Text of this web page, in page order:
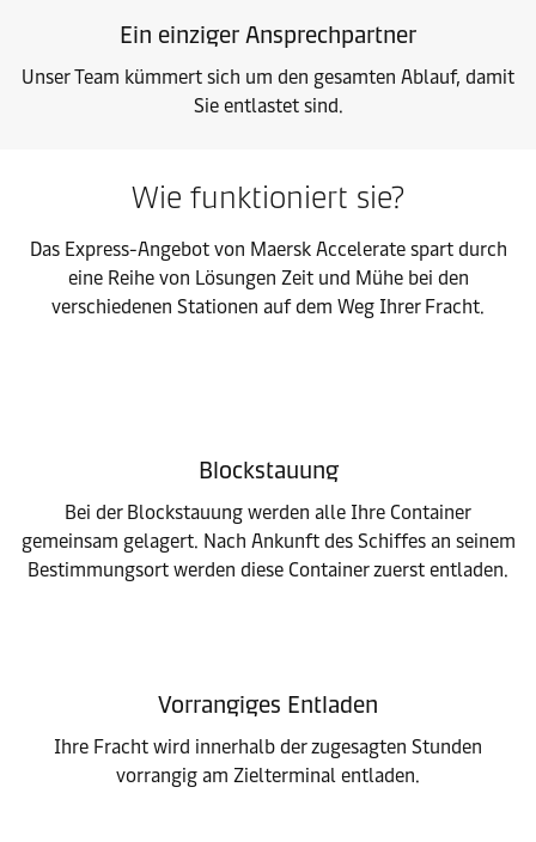
Ein einziger Ansprechpartner
Unser Team kümmert sich um den gesamten Ablauf, damit
Sie entlastet sind.
Wie funktioniert sie?
Das Express-Angebot von Maersk Accelerate spart durch
eine Reihe von Lösungen Zeit und Mühe bei den
verschiedenen Stationen auf dem Weg Ihrer Fracht.
Blockstauung
Bei der Blockstauung werden alle Ihre Container
gemeinsam gelagert. Nach Ankunft des Schiffes an seinem
Bestimmungsort werden diese Container zuerst entladen.
Vorrangiges Entladen
Ihre Fracht wird innerhalb der zugesagten Stunden
vorrangig am Zielterminal entladen.